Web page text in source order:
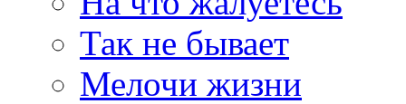
Так не бывает
Мелочи жизни